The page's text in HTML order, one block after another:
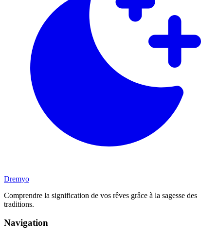
Dremyo
Comprendre la signification de vos rêves grâce à la sagesse des
traditions.
Navigation